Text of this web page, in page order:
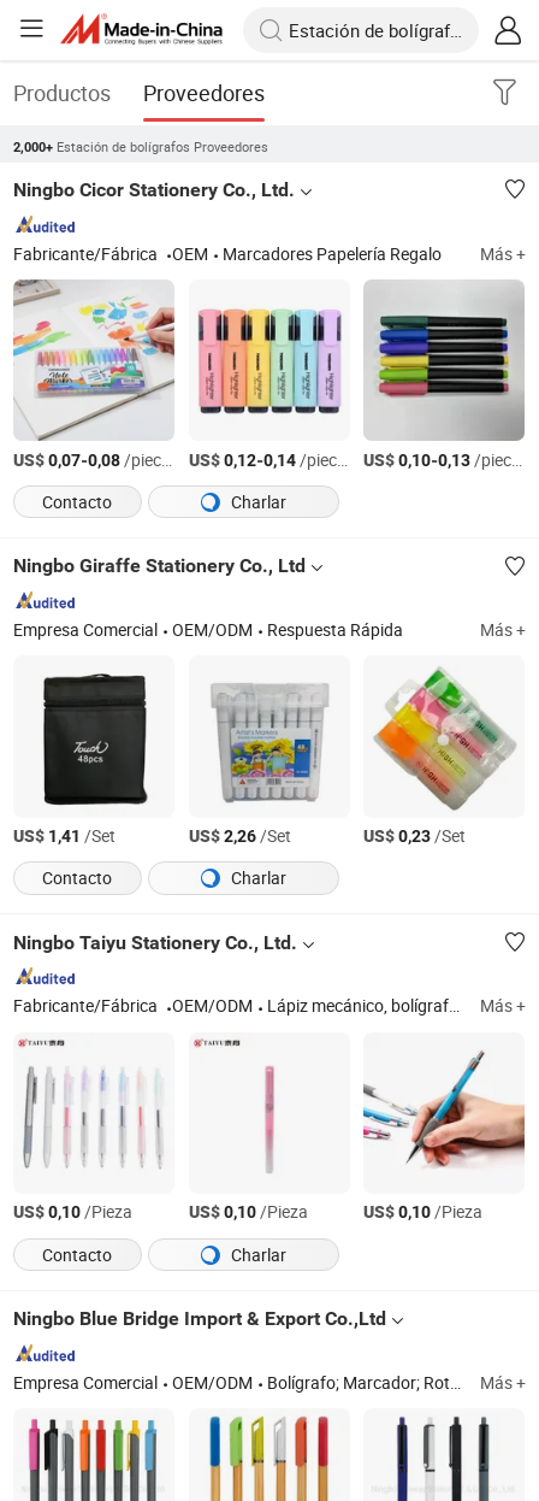
Productos Proveedores
2,000+ Estación de bolígrafos Proveedores
Ningbo Cicor Stationery Co., Ltd.
Fabricante/Fábrica OEM Marcadores Papelería Regalo Más +
US$0,07-0,08/pieces US$0,12-0,14/pieces US$0,10-0,13/pieces
Contacto
Charlar
Ningbo Giraffe Stationery Co., Ltd
Empresa Comercial OEM/ODM Respuesta Rápida Más +
US$ 1,41 /Set US$2,26/Set US$0,23/Set
Contacto
Charlar
Ningbo Taiyu Stationery Co., Ltd.
Fabricante/Fábrica OEM/ODM Lápiz mecánico, bolígrafo, pluma Más +
US$0,10/Pieza US$0,10/Pieza US$0,10/Pieza
Contacto
Charlar
Ningbo Blue Bridge Import & Export Co.,Ltd
Empresa Comercial OEM/ODM Bolígrafo; Marcador; Rotulador Más +